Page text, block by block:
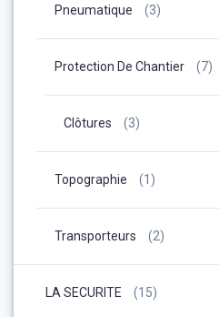
Pneumatique (3)
Protection De Chantier (7)
Clôtures (3)
Topographie (1)
Transporteurs (2)
LA SECURITE (15)